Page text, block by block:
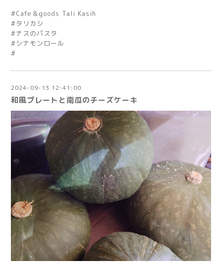
#Cafe＆goods Tali Kasih
#タリカシ
#ナスのパスタ
#シナモンロール
#
2024-09-13 12:41:00
和風プレートと南瓜のチーズケーキ